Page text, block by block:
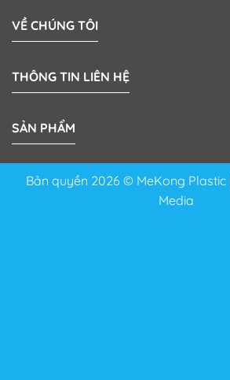
VỀ CHÚNG TÔI
THÔNG TIN LIÊN HỆ
SẢN PHẨM
Bản quyền 2026 © MeKong Plastic
Media